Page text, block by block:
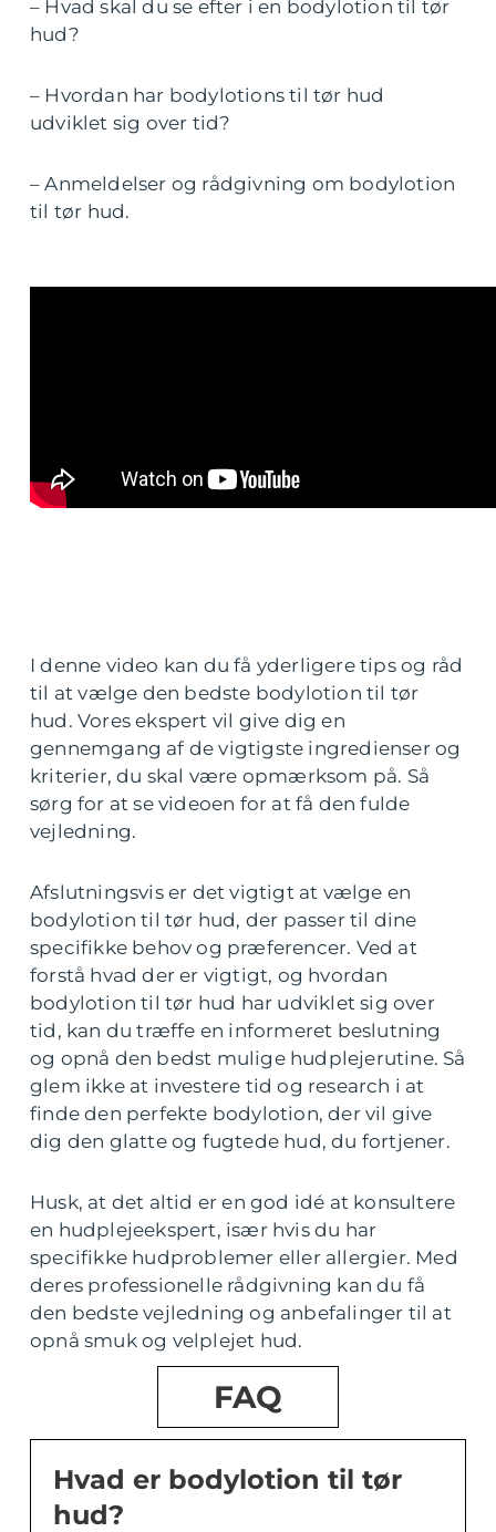
– Hvad skal du se efter i en bodylotion til tør
hud?
– Hvordan har bodylotions til tør hud
udviklet sig over tid?
– Anmeldelser og rådgivning om bodylotion
til tør hud.
I denne video kan du få yderligere tips og råd
til at vælge den bedste bodylotion til tør
hud. Vores ekspert vil give dig en
gennemgang af de vigtigste ingredienser og
kriterier, du skal være opmærksom på. Så
sørg for at se videoen for at få den fulde
vejledning.
Afslutningsvis er det vigtigt at vælge en
bodylotion til tør hud, der passer til dine
specifikke behov og præferencer. Ved at
forstå hvad der er vigtigt, og hvordan
bodylotion til tør hud har udviklet sig over
tid, kan du træffe en informeret beslutning
og opnå den bedst mulige hudplejerutine. Så
glem ikke at investere tid og research i at
finde den perfekte bodylotion, der vil give
dig den glatte og fugtede hud, du fortjener.
Husk, at det altid er en god idé at konsultere
en hudplejeekspert, især hvis du har
specifikke hudproblemer eller allergier. Med
deres professionelle rådgivning kan du få
den bedste vejledning og anbefalinger til at
opnå smuk og velplejet hud.
FAQ
Hvad er bodylotion til tør
hud?